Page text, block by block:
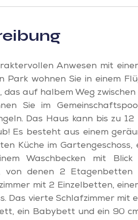
Anwesen mit
Park wohnen Sie in einem
auf halbem Weg zwischen
Sie im
Das Haus kann bis zu
Es besteht aus einem
Küche im
Waschbecken mit
von denen 2 Etagenbetten
mit 2 Einzelbetten,
Das vierte Schlafzimmer mit
ein Babybett und ein 90